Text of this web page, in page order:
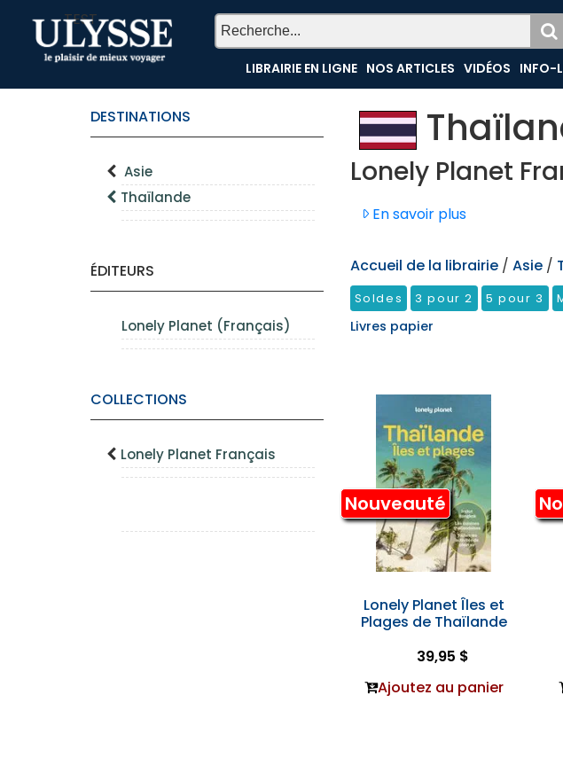
TEST
LIBRAIRIE EN LIGNE NOS ARTICLES VIDÉOS INFO-
DESTINATIONS
Asie
Thaïlande
ÉDITEURS
Lonely Planet (Français)
COLLECTIONS
Lonely Planet Français
Lonely Planet
En savoir plus
Accueil de la librairie / Asie /
Soldes 3 pour 2 5 pour 3
Livres papier
Nouveauté
Lonely Planet Îles et
Plages de Thaïlande
39,95 $
Ajoutez au panier